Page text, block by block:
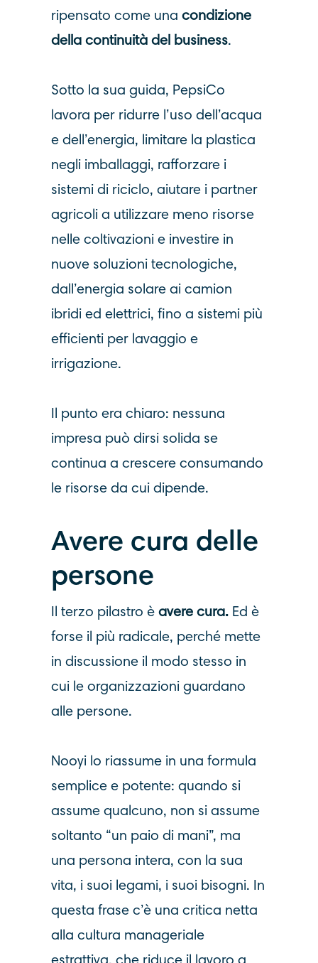
ripensato come una condizione
della continuità del business.
Sotto la sua guida, PepsiCo
lavora per ridurre l’uso dell’acqua
e dell’energia, limitare la plastica
negli imballaggi, rafforzare i
sistemi di riciclo, aiutare i partner
agricoli a utilizzare meno risorse
nelle coltivazioni e investire in
nuove soluzioni tecnologiche,
dall’energia solare ai camion
ibridi ed elettrici, fino a sistemi più
efficienti per lavaggio e
irrigazione.
Il punto era chiaro: nessuna
impresa può dirsi solida se
continua a crescere consumando
le risorse da cui dipende.
Avere cura delle
persone
Il terzo pilastro è avere cura. Ed è
forse il più radicale, perché mette
in discussione il modo stesso in
cui le organizzazioni guardano
alle persone.
Nooyi lo riassume in una formula
semplice e potente: quando si
assume qualcuno, non si assume
soltanto “un paio di mani”, ma
una persona intera, con la sua
vita, i suoi legami, i suoi bisogni. In
questa frase c’è una critica netta
alla cultura manageriale